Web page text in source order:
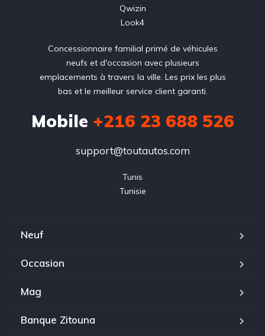
Qwizin
Look4
Concessionnaire familial primé de véhicules
neufs et d'occasion avec plusieurs
emplacements à travers la ville. Les prix les plus
bas et le meilleur service client garanti.
Mobile +216 23 688 526
support@toutautos.com
Tunis
Tunisie
Neuf
Occasion
Mag
Banque Zitouna